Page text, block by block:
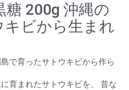
糖 200g 沖縄の
キビから生まれ
で育ったサトウキビから作ら
育まれたサトウキビを、 昔な